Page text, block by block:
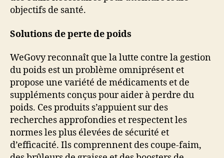
objectifs de santé.
Solutions de perte de poids
WeGovy reconnaît que la lutte contre la gestion
du poids est un problème omniprésent et
propose une variété de médicaments et de
suppléments conçus pour aider à perdre du
poids. Ces produits s’appuient sur des
recherches approfondies et respectent les
normes les plus élevées de sécurité et
d’efficacité. Ils comprennent des coupe-faim,